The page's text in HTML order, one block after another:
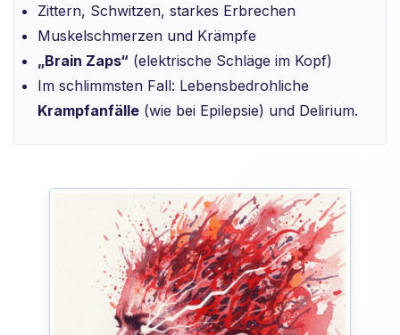
Zittern, Schwitzen, starkes Erbrechen
Muskelschmerzen und Krämpfe
„Brain Zaps“ (elektrische Schläge im Kopf)
Im schlimmsten Fall: Lebensbedrohliche
Krampfanfälle(wie bei Epilepsie) und Delirium.